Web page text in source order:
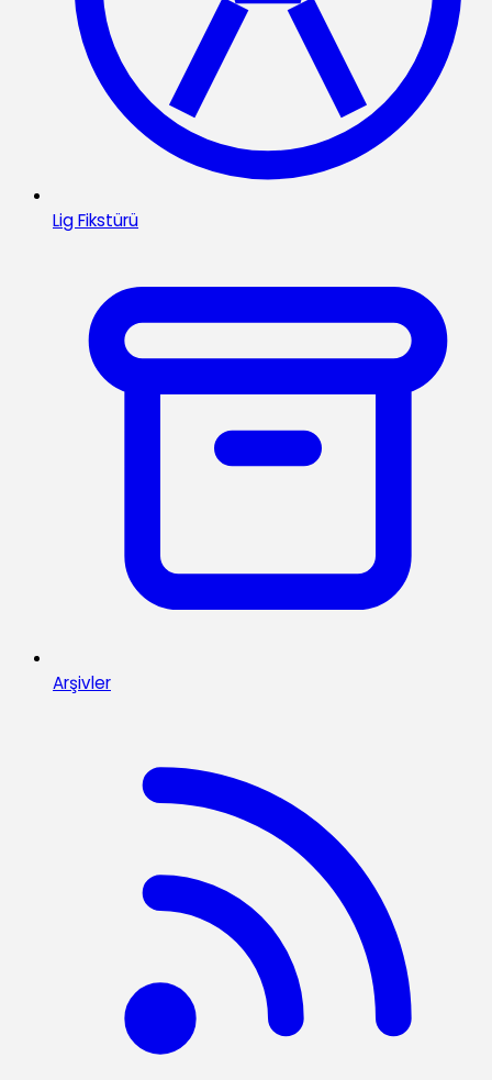
Lig Fikstürü
Arşivler